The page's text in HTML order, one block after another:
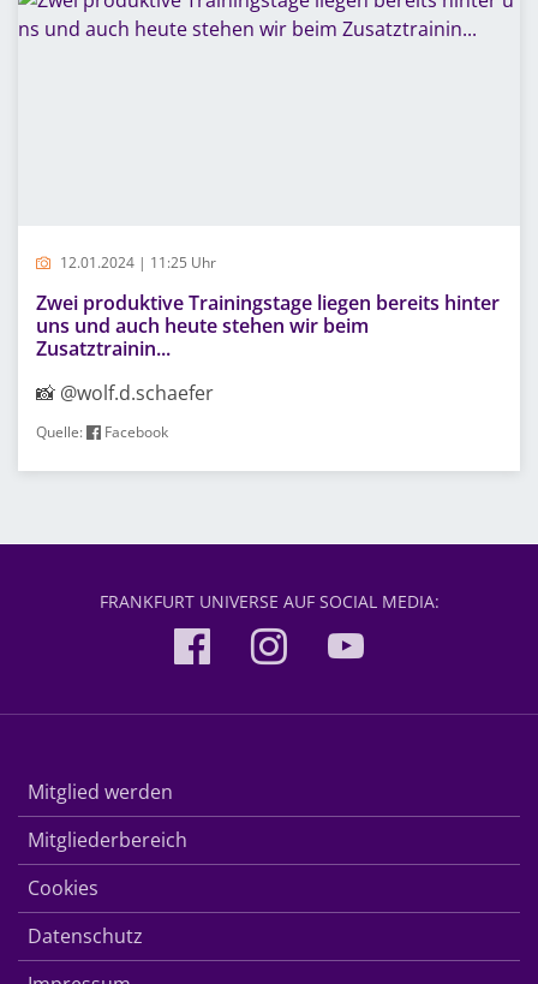
12.01.2024 | 11:25 Uhr
Zwei produktive Trainingstage liegen bereits hinter
uns und auch heute stehen wir beim
Zusatztrainin...
📸 @wolf.d.schaefer
Quelle: Facebook
FRANKFURT UNIVERSE AUF SOCIAL MEDIA:
Mitglied werden
Mitgliederbereich
Cookies
Datenschutz